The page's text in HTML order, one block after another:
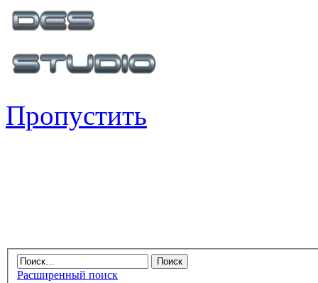
Пропустить
Расширенный поиск